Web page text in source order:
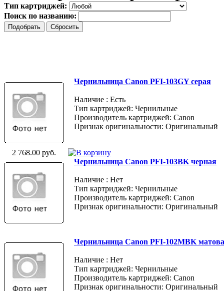
Тип картриджей:
Поиск по названию:
Чернильница Canon PFI-103GY серая
Наличие : Есть
Тип картриджей: Чернильные
Производитель картриджей: Canon
Признак оригинальности: Оригинальный
2 768.00 руб.
Чернильница Canon PFI-103BK черная
Наличие : Нет
Тип картриджей: Чернильные
Производитель картриджей: Canon
Признак оригинальности: Оригинальный
Чернильница Canon PFI-102MBK
Наличие : Нет
Тип картриджей: Чернильные
Производитель картриджей: Canon
Признак оригинальности: Оригинальный